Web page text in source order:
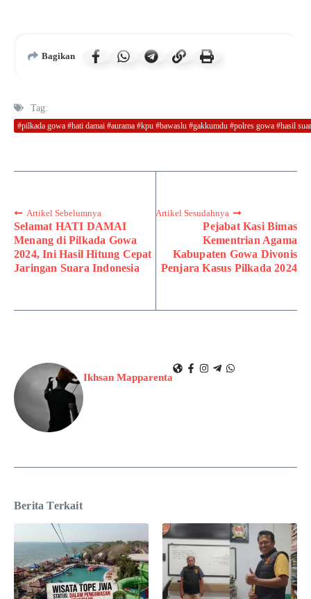
Bagikan
Tag:
#pilkada gowa #hati damai #aurama #kpu #bawaslu #gakkumdu #polres gowa #hasil
Artikel Sebelumnya
Selamat HATI DAMAI
Menang di Pilkada Gowa
2024, Ini Hasil Hitung Cepat
Jaringan Suara Indonesia
Artikel Sesudahnya
Pejabat Kasi Bimas
Kementrian Agama
Kabupaten Gowa Divonis
Penjara Kasus Pilkada 2024
Ikhsan Mapparenta
Berita Terkait